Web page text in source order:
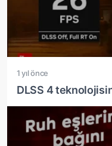
1 yıl önce
DLSS 4